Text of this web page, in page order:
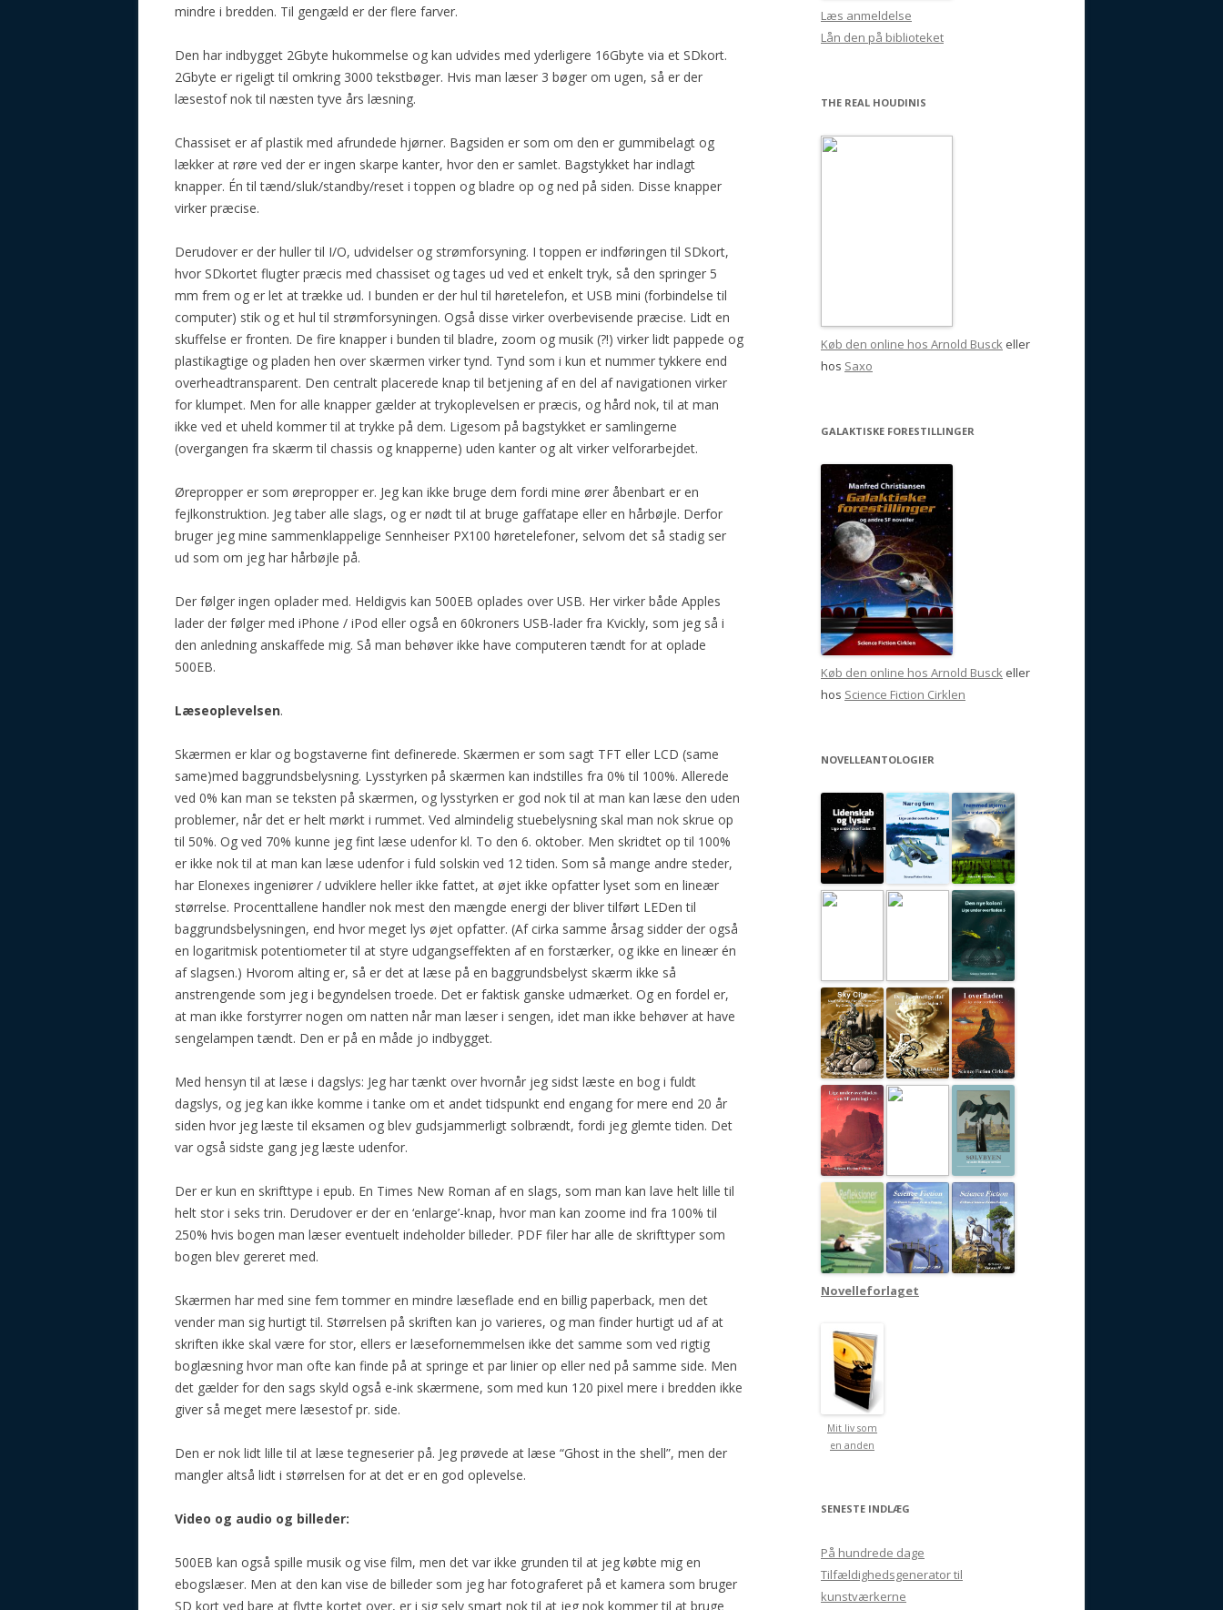
mindre i bredden. Til gengæld er der flere farver.
Den har indbygget 2Gbyte hukommelse og kan udvides med yderligere 16Gbyte via et SDkort.
2Gbyte er rigeligt til omkring 3000 tekstbøger. Hvis man læser 3 bøger om ugen, så er der
læsestof nok til næsten tyve års læsning.
Chassiset er af plastik med afrundede hjørner. Bagsiden er som om den er gummibelagt og
lækker at røre ved der er ingen skarpe kanter, hvor den er samlet. Bagstykket har indlagt
knapper. Én til tænd/sluk/standby/reset i toppen og bladre op og ned på siden. Disse knapper
virker præcise.
Derudover er der huller til I/O, udvidelser og strømforsyning. I toppen er indføringen til SDkort,
hvor SDkortet flugter præcis med chassiset og tages ud ved et enkelt tryk, så den springer 5
mm frem og er let at trække ud. I bunden er der hul til høretelefon, et USB mini (forbindelse til
computer) stik og et hul til strømforsyningen. Også disse virker overbevisende præcise. Lidt en
skuffelse er fronten. De fire knapper i bunden til bladre, zoom og musik (?!) virker lidt pappede og
plastikagtige og pladen hen over skærmen virker tynd. Tynd som i kun et nummer tykkere end
overheadtransparent. Den centralt placerede knap til betjening af en del af navigationen virker
for klumpet. Men for alle knapper gælder at trykoplevelsen er præcis, og hård nok, til at man
ikke ved et uheld kommer til at trykke på dem. Ligesom på bagstykket er samlingerne
(overgangen fra skærm til chassis og knapperne) uden kanter og alt virker velforarbejdet.
Ørepropper er som ørepropper er. Jeg kan ikke bruge dem fordi mine ører åbenbart er en
fejlkonstruktion. Jeg taber alle slags, og er nødt til at bruge gaffatape eller en hårbøjle. Derfor
bruger jeg mine sammenklappelige Sennheiser PX100 høretelefoner, selvom det så stadig ser
ud som om jeg har hårbøjle på.
Der følger ingen oplader med. Heldigvis kan 500EB oplades over USB. Her virker både Apples
lader der følger med iPhone / iPod eller også en 60kroners USB-lader fra Kvickly, som jeg så i
den anledning anskaffede mig. Så man behøver ikke have computeren tændt for at oplade
500EB.
Læseoplevelsen.
Skærmen er klar og bogstaverne fint definerede. Skærmen er som sagt TFT eller LCD (same
same)med baggrundsbelysning. Lysstyrken på skærmen kan indstilles fra 0% til 100%. Allerede
ved 0% kan man se teksten på skærmen, og lysstyrken er god nok til at man kan læse den uden
problemer, når det er helt mørkt i rummet. Ved almindelig stuebelysning skal man nok skrue op
til 50%. Og ved 70% kunne jeg fint læse udenfor kl. To den 6. oktober. Men skridtet op til 100%
er ikke nok til at man kan læse udenfor i fuld solskin ved 12 tiden. Som så mange andre steder,
har Elonexes ingeniører / udviklere heller ikke fattet, at øjet ikke opfatter lyset som en lineær
størrelse. Procenttallene handler nok mest den mængde energi der bliver tilført LEDen til
baggrundsbelysningen, end hvor meget lys øjet opfatter. (Af cirka samme årsag sidder der også
en logaritmisk potentiometer til at styre udgangseffekten af en forstærker, og ikke en lineær én
af slagsen.) Hvorom alting er, så er det at læse på en baggrundsbelyst skærm ikke så
anstrengende som jeg i begyndelsen troede. Det er faktisk ganske udmærket. Og en fordel er,
at man ikke forstyrrer nogen om natten når man læser i sengen, idet man ikke behøver at have
sengelampen tændt. Den er på en måde jo indbygget.
Med hensyn til at læse i dagslys: Jeg har tænkt over hvornår jeg sidst læste en bog i fuldt
dagslys, og jeg kan ikke komme i tanke om et andet tidspunkt end engang for mere end 20 år
siden hvor jeg læste til eksamen og blev gudsjammerligt solbrændt, fordi jeg glemte tiden. Det
var også sidste gang jeg læste udenfor.
Der er kun en skrifttype i epub. En Times New Roman af en slags, som man kan lave helt lille til
helt stor i seks trin. Derudover er der en ‘enlarge’-knap, hvor man kan zoome ind fra 100% til
250% hvis bogen man læser eventuelt indeholder billeder. PDF filer har alle de skrifttyper som
bogen blev gereret med.
Skærmen har med sine fem tommer en mindre læseflade end en billig paperback, men det
vender man sig hurtigt til. Størrelsen på skriften kan jo varieres, og man finder hurtigt ud af at
skriften ikke skal være for stor, ellers er læsefornemmelsen ikke det samme som ved rigtig
boglæsning hvor man ofte kan finde på at springe et par linier op eller ned på samme side. Men
det gælder for den sags skyld også e-ink skærmene, som med kun 120 pixel mere i bredden ikke
giver så meget mere læsestof pr. side.
Den er nok lidt lille til at læse tegneserier på. Jeg prøvede at læse “Ghost in the shell”, men der
mangler altså lidt i størrelsen for at det er en god oplevelse.
Video og audio og billeder:
500EB kan også spille musik og vise film, men det var ikke grunden til at jeg købte mig en
ebogslæser. Men at den kan vise de billeder som jeg har fotograferet på et kamera som bruger
SD kort ved bare at flytte kortet over, er i sig selv smart nok til at jeg nok kommer til at bruge
Læs anmeldelse
Lån den på biblioteket
THE REAL HOUDINIS
Køb den online hos Arnold Busck eller
hos Saxo
GALAKTISKE FORESTILLINGER
Køb den online hos Arnold Busck eller
hos Science Fiction Cirklen
NOVELLEANTOLOGIER
Novelleforlaget
Mit liv som
en anden
SENESTE INDLÆG
På hundrede dage
Tilfældighedsgenerator til
kunstværkerne